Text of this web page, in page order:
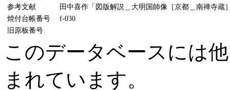
参考文献
田中喜作「図版解説＿大明国師像［京都＿南禅寺蔵
焼付台帳番号
f-030
旧原板番号
このデータベースには
まれています。